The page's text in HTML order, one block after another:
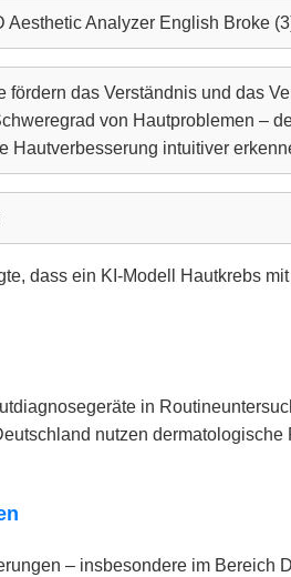
fördern das Verständnis und das
von Hautproblemen –
Hautverbesserung intuitiver
dass ein KI-Modell Hautkrebs
in
nutzen
– insbesondere im Bereich